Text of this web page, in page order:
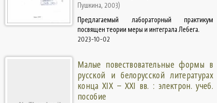
Пушкина, 2003)
Предлагаемый лабораторный практикум
посвящен теории меры и интеграла Лебега.
2023-10-02
Малые повествовательные формы в
русской и белорусской литературах
конца ХIХ – ХХI вв. : электрон. учеб.
пособие